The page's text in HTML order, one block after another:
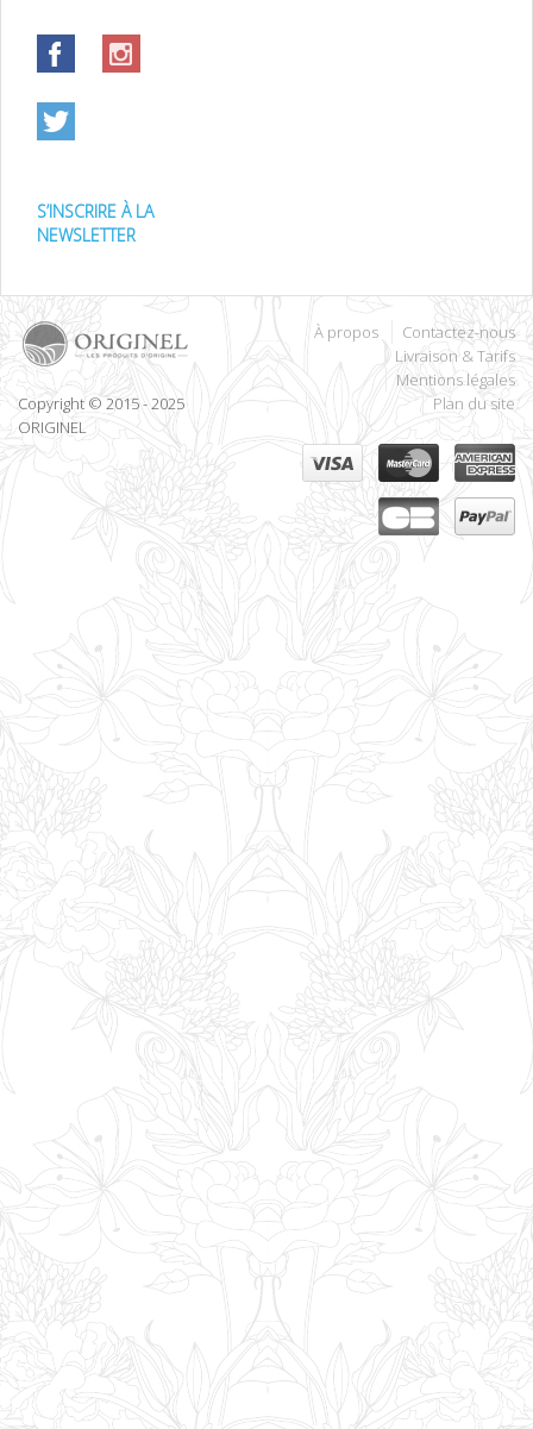
S’INSCRIRE À LA
NEWSLETTER
Copyright © 2015 - 2025
ORIGINEL
À propos
Contactez-nous
Livraison & Tarifs
Mentions légales
Plan du site